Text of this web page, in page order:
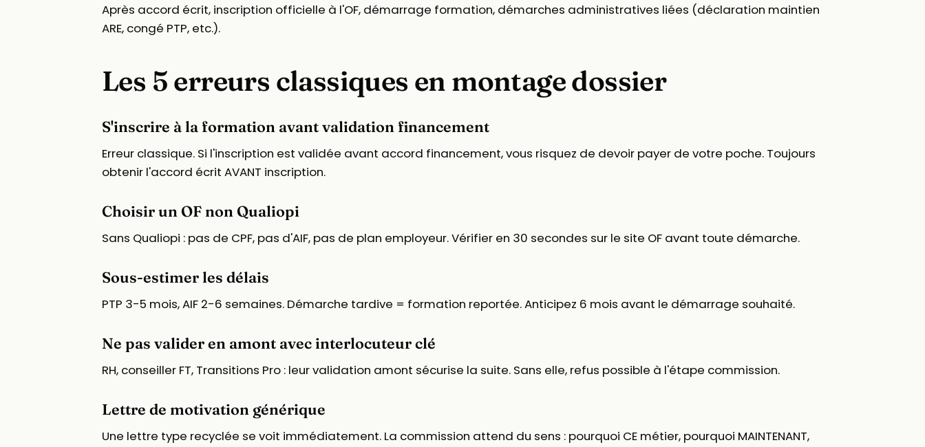
Après accord écrit, inscription officielle à l'OF, démarrage formation, démarches administratives liées (déclaration maintien
ARE, congé PTP, etc.).
Les 5 erreurs classiques en montage dossier
S'inscrire à la formation avant validation financement
Erreur classique. Si l'inscription est validée avant accord financement, vous risquez de devoir payer de votre poche. Toujours
obtenir l'accord écrit AVANT inscription.
Choisir un OF non Qualiopi
Sans Qualiopi : pas de CPF, pas d'AIF, pas de plan employeur. Vérifier en 30 secondes sur le site OF avant toute démarche.
Sous-estimer les délais
PTP 3-5 mois, AIF 2-6 semaines. Démarche tardive = formation reportée. Anticipez 6 mois avant le démarrage souhaité.
Ne pas valider en amont avec interlocuteur clé
RH, conseiller FT, Transitions Pro : leur validation amont sécurise la suite. Sans elle, refus possible à l'étape commission.
Lettre de motivation générique
Une lettre type recyclée se voit immédiatement. La commission attend du sens : pourquoi CE métier, pourquoi MAINTENANT,